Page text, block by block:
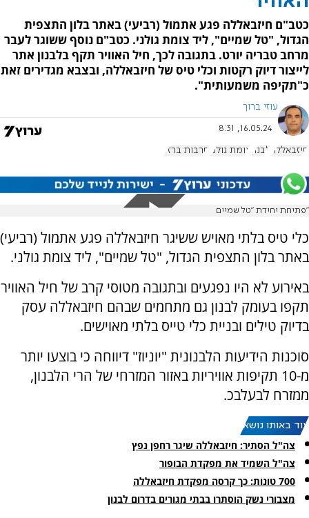
כטב"ם חיזבאללה פגע אתמול (רביעי) באתר בלון התצפית
הגדול, "טל שמיים", ליד צומת גולני. כטב"ם נוסף ששוגר לעבר
מרחב טבריה יורט. בתגובה לכך, חיל האוויר תקף בלבנון אתר
לייצור דיוק רקטות וכלי טיס של חיזבאללה, ובצבא מגדירים זאת
כ"תקיפה משמעותית".
עוזי ברוך
16.05.24, 8:31
חיזבאללה לבנון צומת גולני חרבות ברזל
"פתיחת יחידת "טל שמיים
כלי טיס בלתי מאויש ששיגר חיזבאללה פגע אתמול (רביעי)
באתר בלון התצפית הגדול, "טל שמיים", ליד צומת גולני.
באירוע לא היו נפגעים ובתגובה מטוסי קרב של חיל האוויר
תקפו בעומק לבנון גם מתחמים שבהם חיזבאללה עסק
בדיוק טילים ובניית כלי טייס בלתי מאוישים.
סוכנות הידיעות הלבנונית "יוניוז" דיווחה כי בוצעו יותר
מ-10 תקיפות אוויריות באזור המזרחי של הרי הלבנון,
ממזרח לבעלבכ.
עוד באותו נושא:
צה"ל הסתיר: חיזבאללה שיגר רחפן נפץ
צה"ל השמיד את מפקדת הבופור
700 טונות: כך קרסה מפקדת חיזבאללה
מצבורי נשק הוסתרו בבתי מגורים בדרום לבנון